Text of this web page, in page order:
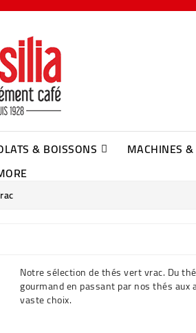
& BOISSONS MACHINES &
Notre sélection de thés vert vrac. Du
gourmand en passant par nos thés
vaste choix.